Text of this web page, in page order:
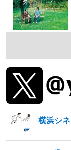
横浜シ